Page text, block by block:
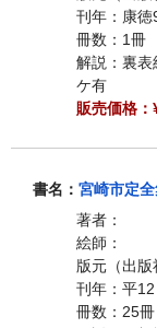
刊年：康徳
冊数：1冊
解説：裏表
ケ有
販売価格
書名： 宮崎市定
著者：
絵師：
版元（出
刊年：平12
冊数：25冊